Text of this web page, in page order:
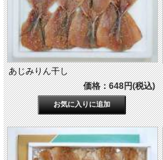
あじみりん干し
価格：648円(税込)